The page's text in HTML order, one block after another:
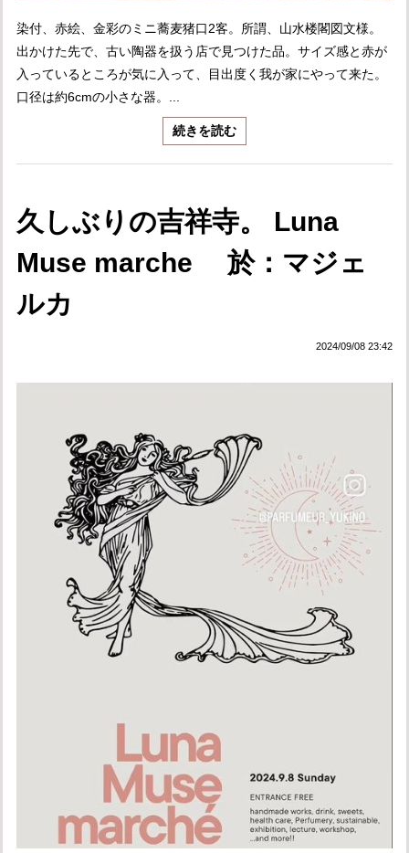
染付、赤絵、金彩のミニ蕎麦猪口2客。所謂、山水楼閣図文様。
出かけた先で、古い陶器を扱う店で見つけた品。サイズ感と赤が
入っているところが気に入って、目出度く我が家にやって来た。
口径は約6cmの小さな器。...
続きを読む
久しぶりの吉祥寺。 Luna
Muse marche 於：マジェ
ルカ
2024/09/08 23:42